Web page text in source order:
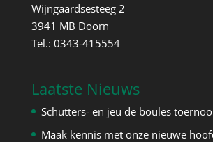
Wijngaardsesteeg 2
3941 MB Doorn
Tel.: 0343-415554
Laatste Nieuws
Schutters- en jeu de boules
Maak kennis met onze nieuwe